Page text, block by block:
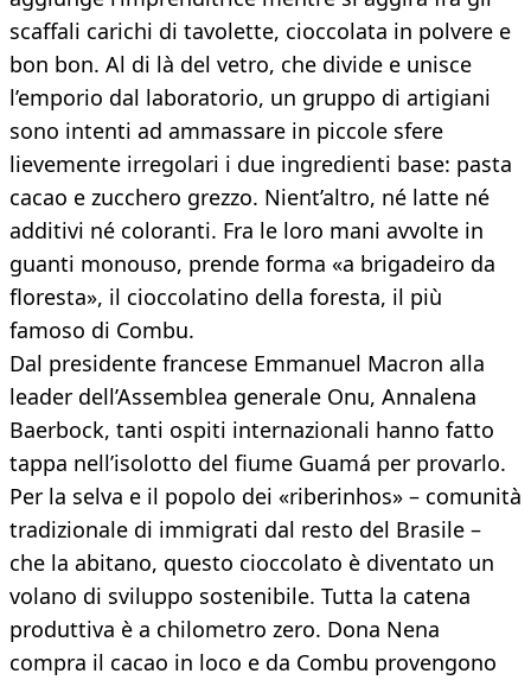
scaffali carichi di tavolette, cioccolata in polvere e
bon bon. Al di là del vetro, che divide e unisce
l’emporio dal laboratorio, un gruppo di artigiani
sono intenti ad ammassare in piccole sfere
lievemente irregolari i due ingredienti base: pasta
cacao e zucchero grezzo. Nient’altro, né latte né
additivi né coloranti. Fra le loro mani avvolte in
guanti monouso, prende forma «a brigadeiro da
floresta», il cioccolatino della foresta, il più
famoso di Combu.
Dal presidente francese Emmanuel Macron alla
leader dell’Assemblea generale Onu, Annalena
Baerbock, tanti ospiti internazionali hanno fatto
tappa nell’isolotto del fiume Guamá per provarlo.
Per la selva e il popolo dei «riberinhos» – comunità
tradizionale di immigrati dal resto del Brasile –
che la abitano, questo cioccolato è diventato un
volano di sviluppo sostenibile. Tutta la catena
produttiva è a chilometro zero. Dona Nena
compra il cacao in loco e da Combu provengono